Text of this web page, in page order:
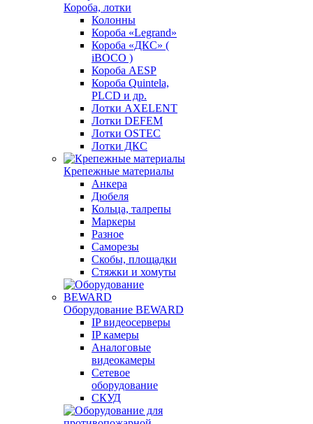
Короба, лотки
Колонны
Короба «Legrand»
Короба «ДКС» (
iBOCO )
Короба AESP
Короба Quintela,
PLCD и др.
Лотки AXELENT
Лотки DEFEM
Лотки OSTEC
Лотки ДКС
Крепежные материалы
Анкера
Дюбеля
Кольца, талрепы
Маркеры
Разное
Саморезы
Скобы, площадки
Стяжки и хомуты
Оборудование BEWARD
IP видеосерверы
IP камеры
Аналоговые
видеокамеры
Сетевое
оборудование
СКУД